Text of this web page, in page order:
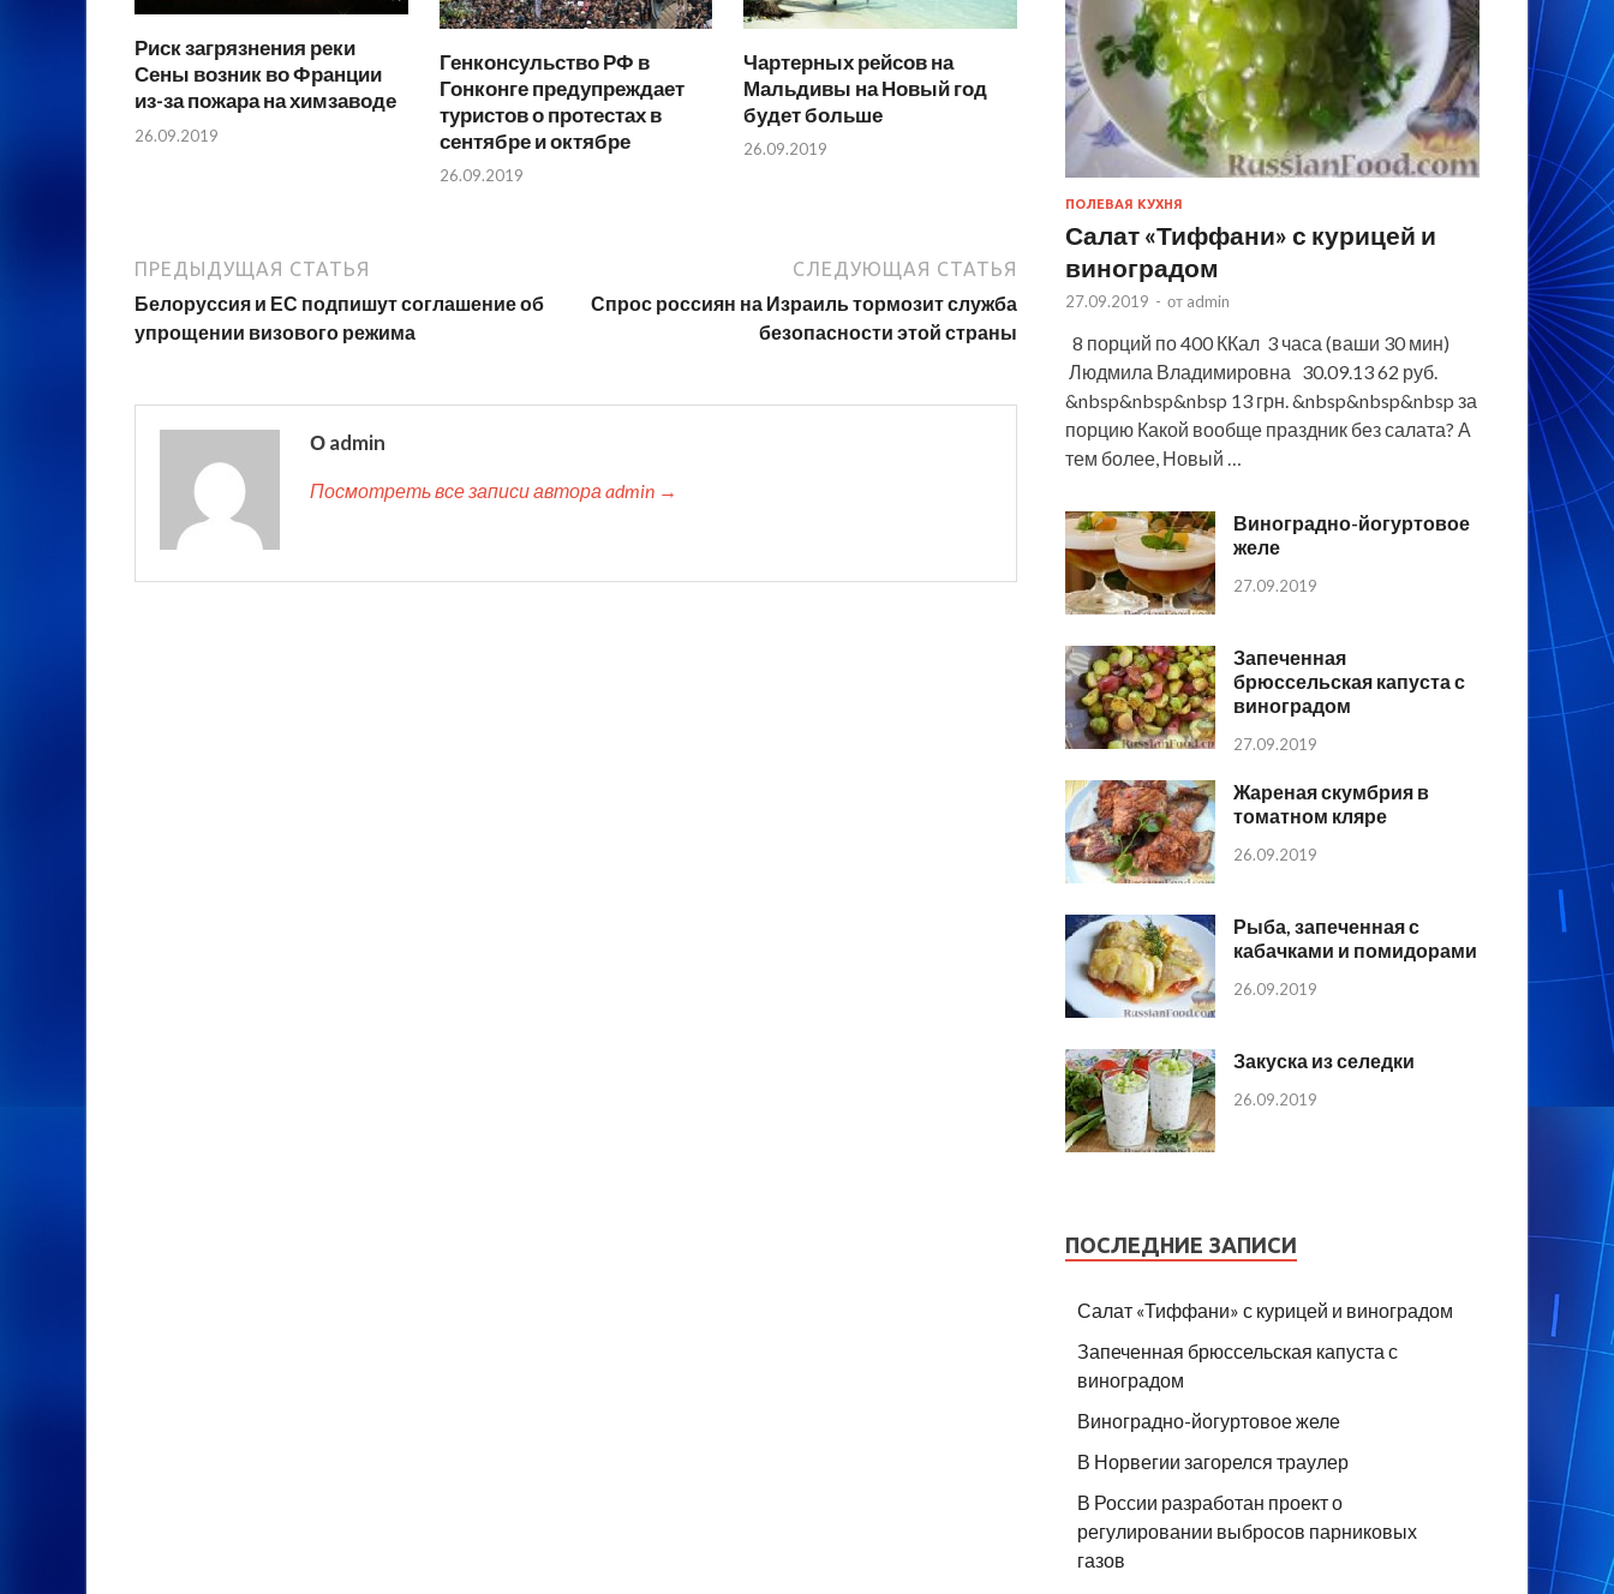
Риск загрязнения реки
Сены возник во Франции
из-за пожара на химзаводе
26.09.2019
Генконсульство РФ в
Гонконге предупреждает
туристов о протестах в
сентябре и октябре
26.09.2019
Чартерных рейсов на
Мальдивы на Новый год
будет больше
26.09.2019
ПРЕДЫДУЩАЯ СТАТЬЯ
Белоруссия и ЕС подпишут соглашение об
упрощении визового режима
СЛЕДУЮЩАЯ СТАТЬЯ
Спрос россиян на Израиль тормозит служба
безопасности этой страны
О admin
Посмотреть все записи автора admin →
ПОЛЕВАЯ КУХНЯ
Салат «Тиффани» с курицей и
виноградом
27.09.2019 - от admin
8 порций по 400 ККал 3 часа (ваши 30 мин)
Людмила Владимировна 30.09.13 62 руб.
&nbsp&nbsp&nbsp 13 грн. &nbsp&nbsp&nbsp за
порцию Какой вообще праздник без салата? А
тем более, Новый …
Виноградно-йогуртовое
желе
27.09.2019
Запеченная
брюссельская капуста с
виноградом
27.09.2019
Жареная скумбрия в
томатном кляре
26.09.2019
Рыба, запеченная с
кабачками и помидорами
26.09.2019
Закуска из селедки
26.09.2019
ПОСЛЕДНИЕ ЗАПИСИ
Салат «Тиффани» с курицей и виноградом
Запеченная брюссельская капуста с
виноградом
Виноградно-йогуртовое желе
В Норвегии загорелся траулер
В России разработан проект о
регулировании выбросов парниковых
газов